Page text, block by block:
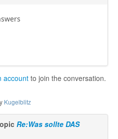
accountto join the conversation.
Kugelblitz
Re:Was sollte DAS